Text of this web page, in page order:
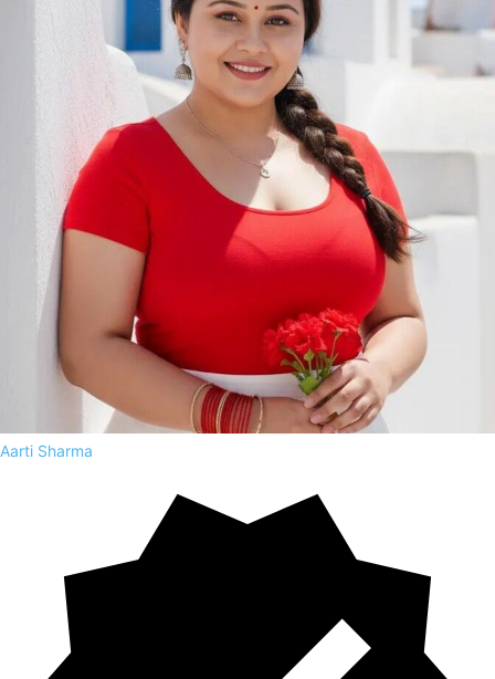
Aarti Sharma